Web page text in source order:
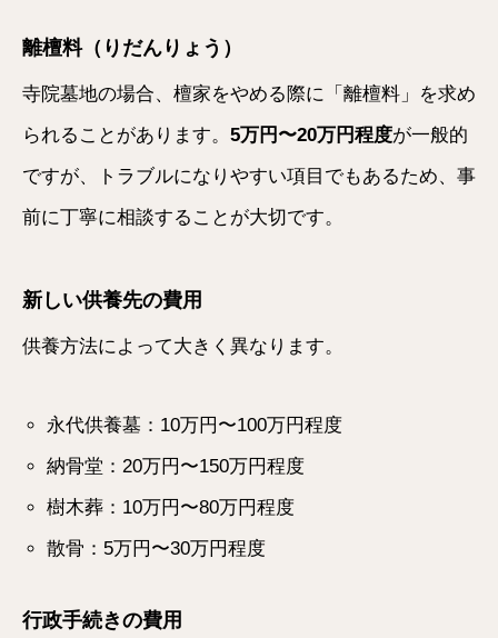
離檀料（りだんりょう）
寺院墓地の場合、檀家をやめる際に「離檀料」を求め
られることがあります。 5万円〜20万円程度が一般的
ですが、トラブルになりやすい項目でもあるため、事
前に丁寧に相談することが大切です。
新しい供養先の費用
供養方法によって大きく異なります。
永代供養墓：10万円〜100万円程度
納骨堂：20万円〜150万円程度
樹木葬：10万円〜80万円程度
散骨：5万円〜30万円程度
行政手続きの費用